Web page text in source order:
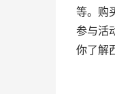
等。购
参与活
你了解